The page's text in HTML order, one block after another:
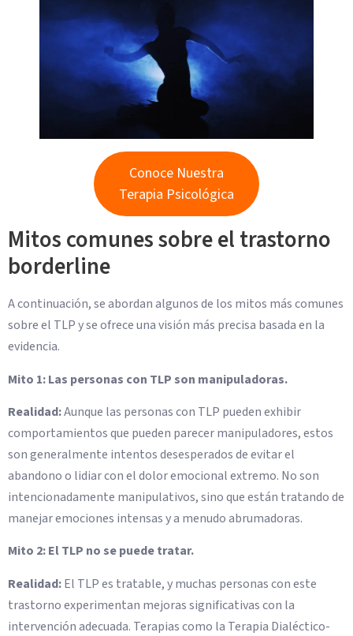
Conoce Nuestra
Terapia Psicológica
Mitos comunes sobre el trastorno
borderline
A continuación, se abordan algunos de los mitos más comunes
sobre el TLP y se ofrece una visión más precisa basada en la
evidencia.
Mito 1: Las personas con TLP son manipuladoras.
Realidad:Aunque las personas con TLP pueden exhibir
comportamientos que pueden parecer manipuladores, estos
son generalmente intentos desesperados de evitar el
abandono o lidiar con el dolor emocional extremo. No son
intencionadamente manipulativos, sino que están tratando de
manejar emociones intensas y a menudo abrumadoras.
Mito 2: El TLP no se puede tratar.
Realidad:El TLP es tratable, y muchas personas con este
trastorno experimentan mejoras significativas con la
intervención adecuada. Terapias como la Terapia Dialéctico-